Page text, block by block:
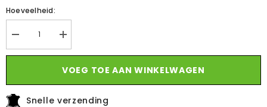
Hoeveelheid:
verminderen
voor
-
Gesloten
Verhoog
de
hoeveelheid
voor
Danubio
Zwart
Gesloten
VOEG TOE AAN WINKELWAGEN
Snelle verzending